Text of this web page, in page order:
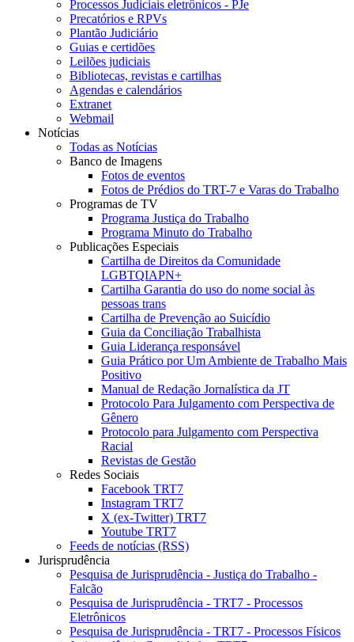
Processos Judiciais eletrônicos - PJe
Precatórios e RPVs
Plantão Judiciário
Guias e certidões
Leilões judiciais
Bibliotecas, revistas e cartilhas
Agendas e calendários
Extranet
Webmail
Notícias
Todas as Notícias
Banco de Imagens
Fotos de eventos
Fotos de Prédios do TRT-7 e Varas do Trabalho
Programas de TV
Programa Justiça do Trabalho
Programa Minuto do Trabalho
Publicações Especiais
Cartilha de Direitos da Comunidade
LGBTQIAPN+
Cartilha Garantia do uso do nome social às
pessoas trans
Cartilha de Prevenção ao Suicídio
Guia da Conciliação Trabalhista
Guia Liderança responsável
Guia Prático por Um Ambiente de Trabalho Mais
Positivo
Manual de Redação Jornalística da JT
Protocolo Para Julgamento com Perspectiva de
Gênero
Protocolo para Julgamento com Perspectiva
Racial
Revistas de Gestão
Redes Sociais
Facebook TRT7
Instagram TRT7
X (ex-Twitter) TRT7
Youtube TRT7
Feeds de notícias (RSS)
Jurisprudência
Pesquisa de Jurisprudência - Justiça do Trabalho -
Falcão
Pesquisa de Jurisprudência - TRT7 - Processos
Eletrônicos
Pesquisa de Jurisprudência - TRT7 - Processos Físicos